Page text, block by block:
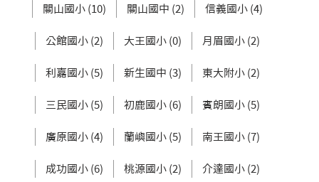
關山國小 (10) 關山國中 (2) 信義國小 (4)
公館國小 (2) 大王國小 (0) 月眉國小 (2)
利嘉國小 (5) 新生國中 (3) 東大附小 (2)
三民國小 (5) 初鹿國小 (6) 賓朗國小 (5)
廣原國小 (4) 蘭嶼國小 (5) 南王國小 (7)
成功國小 (6) 桃源國小 (2) 介達國小 (2)